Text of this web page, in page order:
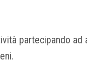
partecipando ad